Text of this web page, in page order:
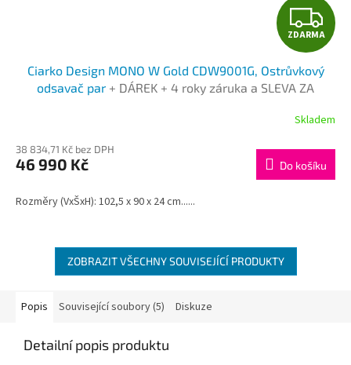
Z
D
A
R
M
A
ZDARMA
Ciarko Design MONO W Gold CDW9001G, Ostrůvkový
odsavač par + DÁREK + 4 roky záruka a SLEVA ZA
Skladem
38 834,71 Kč bez DPH
46 990 Kč Do košíku
Rozměry (VxŠxH): 102,5 x 90 x 24 cm......
ZOBRAZIT VŠECHNY SOUVISEJÍCÍ PRODUKTY
Popis Související soubory (5) Diskuze
Detailní popis produktu